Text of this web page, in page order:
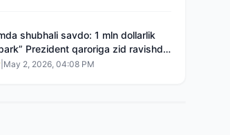
shubhali savdo: 1 mln dollarlik
Prezident qaroriga zid ravishda
maʼlum boʻldi
May 2, 2026, 04:08 PM